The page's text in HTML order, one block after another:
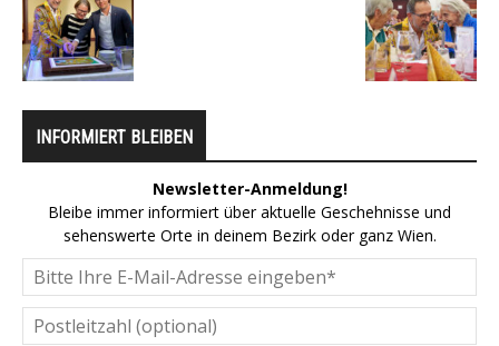
INFORMIERT BLEIBEN
Newsletter-Anmeldung!
Bleibe immer informiert über aktuelle Geschehnisse und
sehenswerte Orte in deinem Bezirk oder ganz Wien.